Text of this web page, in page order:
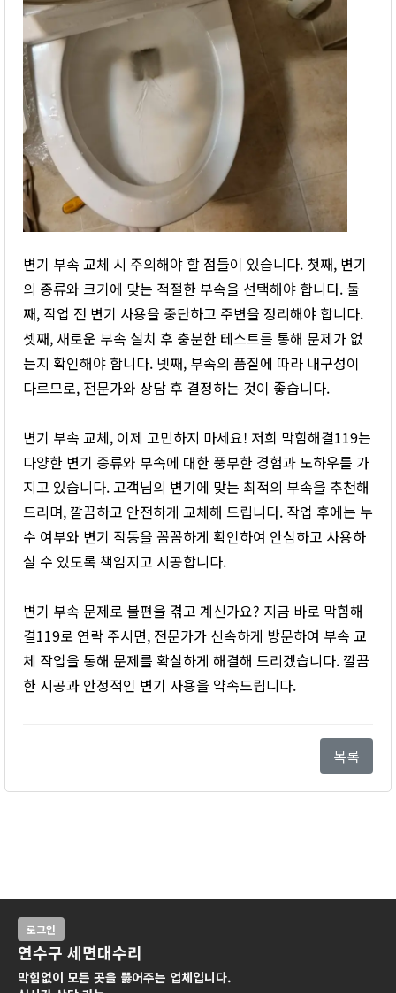
변기 부속 교체 시 주의해야 할 점들이 있습니다. 첫째, 변기
의 종류와 크기에 맞는 적절한 부속을 선택해야 합니다. 둘
째, 작업 전 변기 사용을 중단하고 주변을 정리해야 합니다.
셋째, 새로운 부속 설치 후 충분한 테스트를 통해 문제가 없
는지 확인해야 합니다. 넷째, 부속의 품질에 따라 내구성이
다르므로, 전문가와 상담 후 결정하는 것이 좋습니다.
변기 부속 교체, 이제 고민하지 마세요! 저희 막힘해결119는
다양한 변기 종류와 부속에 대한 풍부한 경험과 노하우를 가
지고 있습니다. 고객님의 변기에 맞는 최적의 부속을 추천해
드리며, 깔끔하고 안전하게 교체해 드립니다. 작업 후에는 누
수 여부와 변기 작동을 꼼꼼하게 확인하여 안심하고 사용하
실 수 있도록 책임지고 시공합니다.
변기 부속 문제로 불편을 겪고 계신가요? 지금 바로 막힘해
결119로 연락 주시면, 전문가가 신속하게 방문하여 부속 교
체 작업을 통해 문제를 확실하게 해결해 드리겠습니다. 깔끔
한 시공과 안정적인 변기 사용을 약속드립니다.
목록
로그인
연수구 세면대수리
막힘없이 모든 곳을 뚫어주는 업체입니다.